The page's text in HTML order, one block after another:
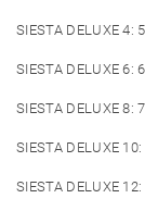
SIESTA DELUXE 4:
SIESTA DELUXE 6:
SIESTA DELUXE 8:
SIESTA DELUXE
SIESTA DELUXE